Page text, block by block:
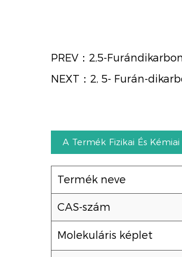
PREV：2,5-
NEXT：2, 5- Furán-
A Termék Fizikai És
Termék neve
CAS-szám
Molekuláris képlet